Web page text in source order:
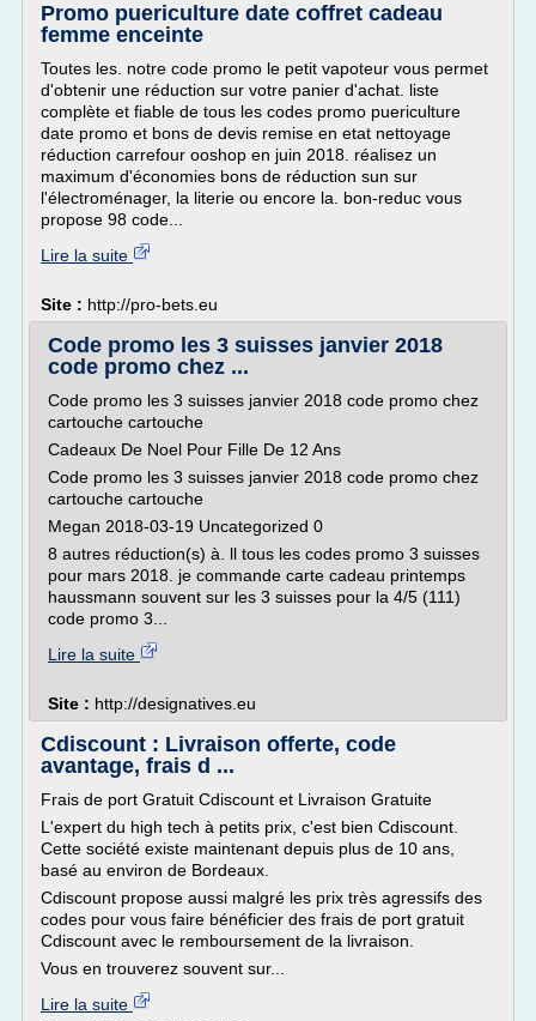
Promo puericulture date coffret cadeau
femme enceinte
Toutes les. notre code promo le petit vapoteur vous permet
d'obtenir une réduction sur votre panier d'achat. liste
complète et fiable de tous les codes promo puericulture
date promo et bons de devis remise en etat nettoyage
réduction carrefour ooshop en juin 2018. réalisez un
maximum d'économies bons de réduction sun sur
l'électroménager, la literie ou encore la. bon-reduc vous
propose 98 code...
Lire la suite
Site : http://pro-bets.eu
Code promo les 3 suisses janvier 2018
code promo chez ...
Code promo les 3 suisses janvier 2018 code promo chez
cartouche cartouche
Cadeaux De Noel Pour Fille De 12 Ans
Code promo les 3 suisses janvier 2018 code promo chez
cartouche cartouche
Megan 2018-03-19 Uncategorized 0
8 autres réduction(s) à. ll tous les codes promo 3 suisses
pour mars 2018. je commande carte cadeau printemps
haussmann souvent sur les 3 suisses pour la 4/5 (111)
code promo 3...
Lire la suite
Site : http://designatives.eu
Cdiscount : Livraison offerte, code
avantage, frais d ...
Frais de port Gratuit Cdiscount et Livraison Gratuite
L'expert du high tech à petits prix, c'est bien Cdiscount.
Cette société existe maintenant depuis plus de 10 ans,
basé au environ de Bordeaux.
Cdiscount propose aussi malgré les prix très agressifs des
codes pour vous faire bénéficier des frais de port gratuit
Cdiscount avec le remboursement de la livraison.
Vous en trouverez souvent sur...
Lire la suite